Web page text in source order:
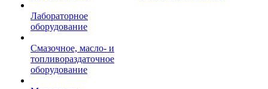
Лабораторное
оборудование
Смазочное, масло- и
топливораздаточное
оборудование